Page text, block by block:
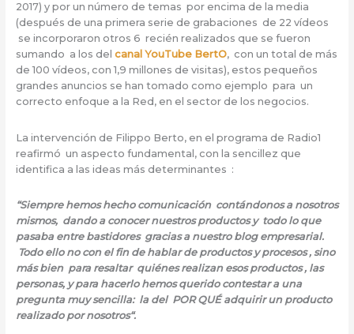
2017) y por un número de temas por encima de la media
(después de una primera serie de grabaciones de 22 vídeos
se incorporaron otros 6 recién realizados que se fueron
sumando a los del canal YouTube BertO, con un total de más
de 100 vídeos, con 1,9 millones de visitas), estos pequeños
grandes anuncios se han tomado como ejemplo para un
correcto enfoque a la Red, en el sector de los negocios.
La intervención de Filippo Berto, en el programa de Radio1
reafirmó un aspecto fundamental, con la sencillez que
identifica a las ideas más determinantes :
“Siempre hemos hecho comunicación contándonos a nosotros
mismos, dando a conocer nuestros productos y todo lo que
pasaba entre bastidores gracias a nuestro blog empresarial.
Todo ello no con el fin de hablar de productos y procesos , sino
más bien para resaltar quiénes realizan esos productos , las
personas, y para hacerlo hemos querido contestar a una
pregunta muy sencilla: la del POR QUÉ adquirir un producto
realizado por nosotros“.